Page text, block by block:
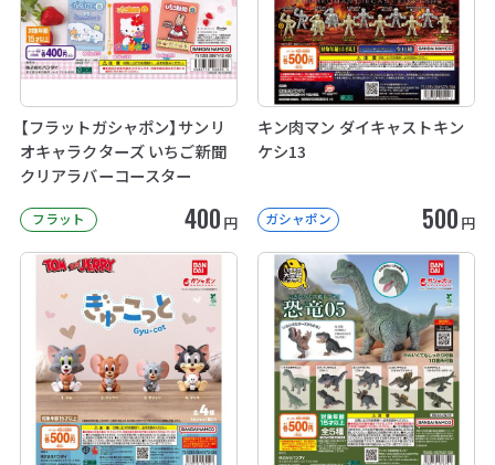
【フラットガシャポン】サンリ
オキャラクターズ いちご新聞
クリアラバーコースター
フラット 400 円
キン肉マン ダイキャストキン
ケシ13
ガシャポン 500 円